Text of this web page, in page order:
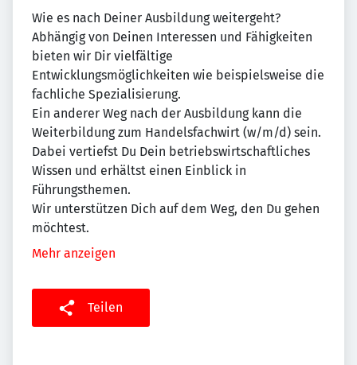
Wie es nach Deiner Ausbildung weitergeht?
Abhängig von Deinen Interessen und Fähigkeiten
bieten wir Dir vielfältige
Entwicklungsmöglichkeiten wie beispielsweise die
fachliche Spezialisierung.
Ein anderer Weg nach der Ausbildung kann die
Weiterbildung zum Handelsfachwirt (w/m/d) sein.
Dabei vertiefst Du Dein betriebswirtschaftliches
Wissen und erhältst einen Einblick in
Führungsthemen.
Wir unterstützen Dich auf dem Weg, den Du gehen
möchtest.
Mehr anzeigen
Teilen